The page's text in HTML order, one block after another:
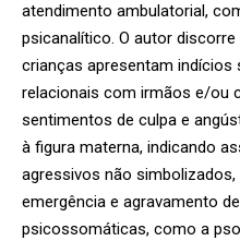
atendimento ambulatorial,
psicanalítico. O autor
crianças apresentam
relacionais com irmãos e/ou
sentimentos de culpa e
à figura materna, indicando
agressivos não
emergência e agravamento
psicossomáticas, como a